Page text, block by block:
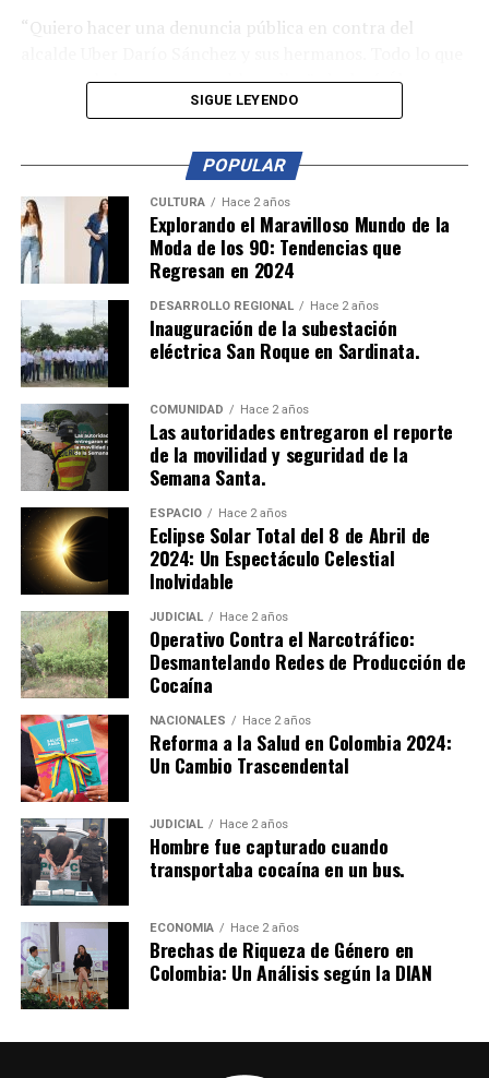
“Quiero hacer una denuncia pública en contra del
me pase, lo hago responsable a ellos”, declaró Álvarez
en el video. Además, anunció su intención de presentar
de garantías en su municipio para realizar este tipo de
Por su parte, el alcalde Uber Sánchez emitió su versión
de los hechos a través de un video en las redes sociales
oficiales de la alcaldía de Ábrego. Según su relato, la
pelea se originó cuando el hermano de Álvarez irrumpió
en la cancha y comenzó a buscar pelea con otro jugador
llamado Garay.
“Ellos iniciaron ahí una discusión que terminó en golpes.
Nosotros intervenimos para separarlos”, afirmó el
alcalde. Además, anunció su intención de tomar
acciones legales contra Álvarez por agresión a
funcionario público y daño en bien ajeno.
Este incidente ha generado controversia en Ábrego y ha
dejado dos versiones opuestas de lo sucedido durante el
partido de fútbol. La comunidad espera que se
esclarezcan los hechos y se tomen las medidas
necesarias para evitar futuros enfrentamientos.
SIGUE LEYENDO
POPULAR
CULTURA Hace 2 años
Explorando el Maravilloso Mundo de la
Moda de los 90: Tendencias que
Regresan en 2024
DESARROLLO REGIONAL Hace 2 años
Inauguración de la subestación
eléctrica San Roque en Sardinata.
COMUNIDAD Hace 2 años
Las autoridades entregaron el reporte
de la movilidad y seguridad de la
Semana Santa.
ESPACIO Hace 2 años
Eclipse Solar Total del 8 de Abril de
2024: Un Espectáculo Celestial
Inolvidable
JUDICIAL Hace 2 años
Operativo Contra el Narcotráfico:
Desmantelando Redes de Producción de
Cocaína
NACIONALES Hace 2 años
Reforma a la Salud en Colombia 2024:
Un Cambio Trascendental
JUDICIAL Hace 2 años
Hombre fue capturado cuando
transportaba cocaína en un bus.
ECONOMIA Hace 2 años
Brechas de Riqueza de Género en
Colombia: Un Análisis según la DIAN